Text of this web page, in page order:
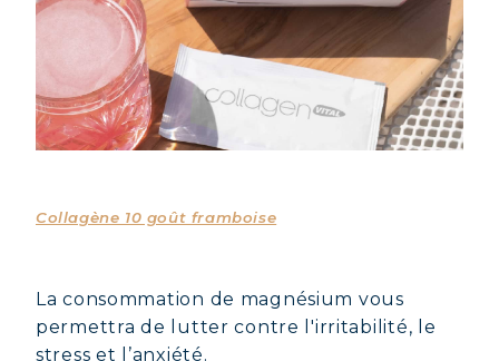
Collagène 10 goût framboise
La consommation de magnésium vous
permettra de lutter contre l'irritabilité, le
stress et l’anxiété.